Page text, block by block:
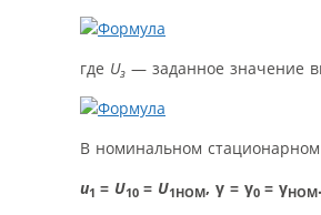
где Uз — заданное значение
В номинальном
u1 = U10 = U1НОМ, γ = γ0 = γНОМ